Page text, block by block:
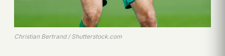
Christian Bertrand / Shutterstock.com